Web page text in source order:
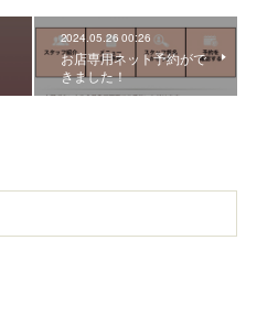
2024.05.26 00:26
お店専用ネット予約がで
きました！